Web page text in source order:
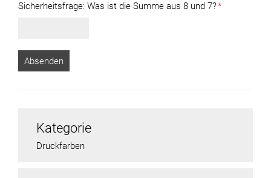
Sicherheitsfrage: Was ist die Summe aus 8 und 7?*
Kategorie
Druckfarben